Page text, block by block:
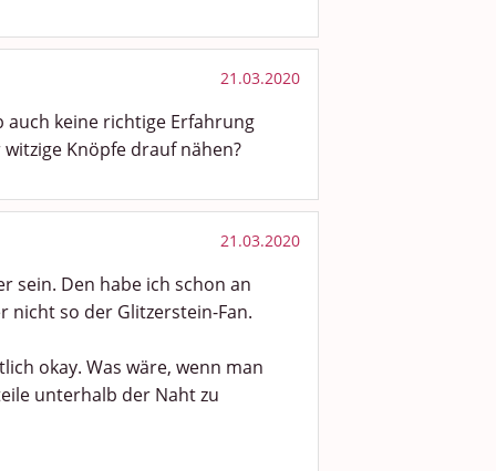
21.03.2020
auch keine richtige Erfahrung
Knöpfe drauf nähen?
21.03.2020
sein. Den habe ich schon an
nicht so der Glitzerstein-Fan.
okay. Was wäre, wenn man
unterhalb der Naht zu